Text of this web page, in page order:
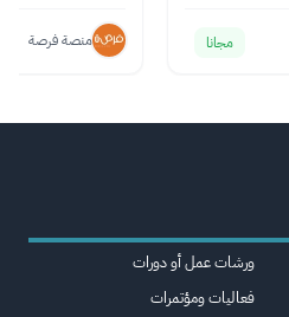
مجانا منصة فرصة
ورشات عمل أو دورات
فعاليات ومؤتمرات